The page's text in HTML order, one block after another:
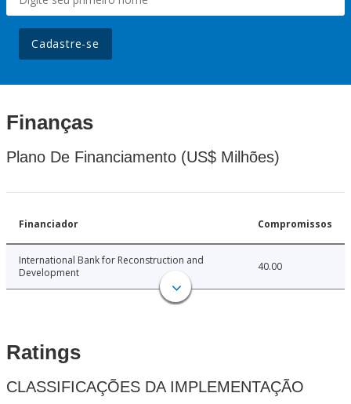
Cadastre-se
Finanças
Plano De Financiamento (US$ Milhões)
Financiador Compromissos
International Bank for Reconstruction and
Development
40.00
Ratings
CLASSIFICAÇÕES DA IMPLEMENTAÇÃO